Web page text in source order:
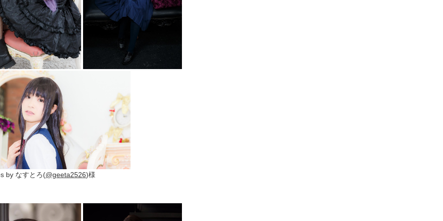
by なすとろ(@geeta2526)様